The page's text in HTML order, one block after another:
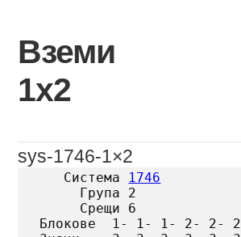
content
Вземи
1х2
sys-1746-1×2
   Система
1746
     Група 2
     Срещи 6
Блокове  1- 1- 1- 2- 2- 2